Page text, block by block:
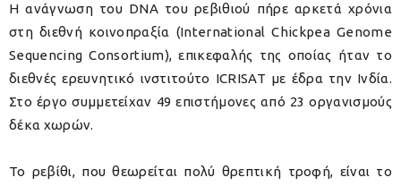
Η ανάγνωση του DNA του ρεβιθιού πήρε αρκετά χρόνια
στη διεθνή κοινοπραξία (International Chickpea Genome
Sequencing Consortium), επικεφαλής της οποίας ήταν το
διεθνές ερευνητικό ινστιτούτο ICRISAT με έδρα την Ινδία.
Στο έργο συμμετείχαν 49 επιστήμονες από 23 οργανισμούς
δέκα χωρών.
Το ρεβίθι, που θεωρείται πολύ θρεπτική τροφή, είναι το